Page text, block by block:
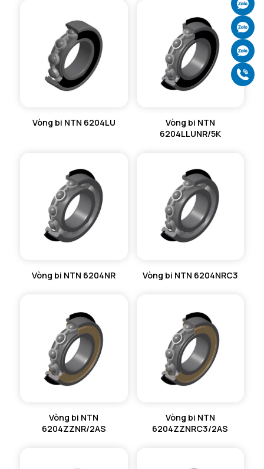
Vòng bi NTN 6204LU
Vòng bi NTN
6204LLUNR/5K
Vòng bi NTN 6204NR Vòng bi NTN 6204NRC3
Vòng bi NTN
6204ZZNR/2AS
Vòng bi NTN
6204ZZNRC3/2AS